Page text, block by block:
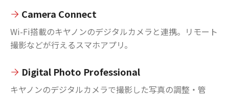
Camera Connect
Wi-Fi搭載のキヤノンのデジタルカメラと連携。リモート
撮影などが行えるスマホアプリ。
Digital Photo Professional
キヤノンのデジタルカメラで撮影した写真の調整・管